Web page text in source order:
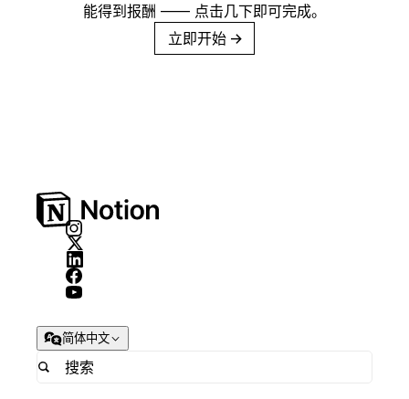
能得到报酬 —— 点击几下即可完成。
立即开始 →
简体中文